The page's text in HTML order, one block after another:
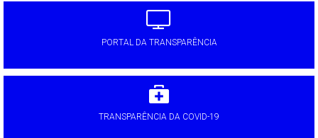
PORTAL DA TRANSPARÊNCIA
TRANSPARÊNCIA DA COVID-19